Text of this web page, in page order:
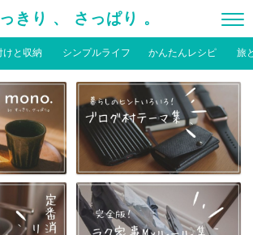
きり 、 さっぱり 。
けと収納 シンプルライフ かんたんレシピ 旅